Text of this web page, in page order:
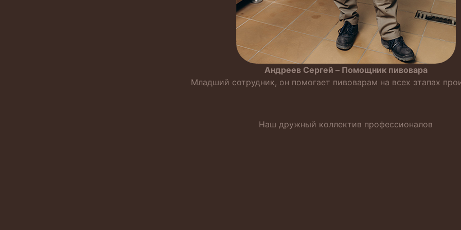
Андреев Сергей – Помощник пивовара
Младший сотрудник, он помогает пивоварам на всех этапах
Наш дружный коллектив профессионалов